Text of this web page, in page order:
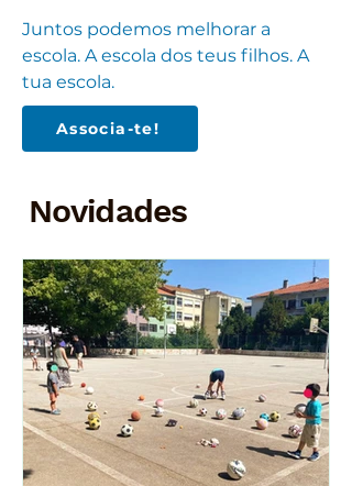
Juntos podemos melhorar a
escola. A escola dos teus filhos. A
tua escola.
Associa-te!
Novidades